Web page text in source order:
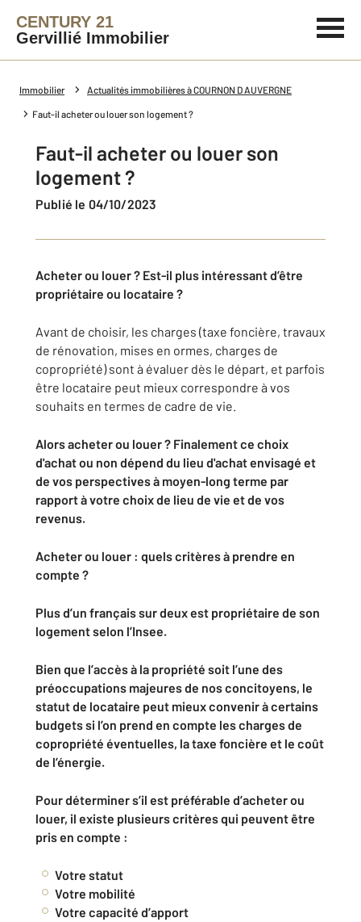
CENTURY 21
Gervillié Immobilier
Immobilier Actualités immobilières à COURNON D AUVERGNE
Faut-il acheter ou louer son logement ?
Faut-il acheter ou louer son
logement ?
Publié le 04/10/2023
Acheter ou louer ? Est-il plus intéressant d’être
propriétaire ou locataire ?
Avant de choisir, les charges (taxe foncière, travaux
de rénovation, mises en ormes, charges de
copropriété) sont à évaluer dès le départ, et parfois
être locataire peut mieux correspondre à vos
souhaits en termes de cadre de vie.
Alors acheter ou louer ? Finalement ce choix
d'achat ou non dépend du lieu d'achat envisagé et
de vos perspectives à moyen-long terme par
rapport à votre choix de lieu de vie et de vos
revenus.
Acheter ou louer : quels critères à prendre en
compte ?
Plus d’un français sur deux est propriétaire de son
logement selon l’Insee.
Bien que l’accès à la propriété soit l’une des
préoccupations majeures de nos concitoyens, le
statut de locataire peut mieux convenir à certains
budgets si l’on prend en compte les charges de
copropriété éventuelles, la taxe foncière et le coût
de l’énergie.
Pour déterminer s’il est préférable d’acheter ou
louer, il existe plusieurs critères qui peuvent être
pris en compte :
Votre statut
Votre mobilité
Votre capacité d’apport